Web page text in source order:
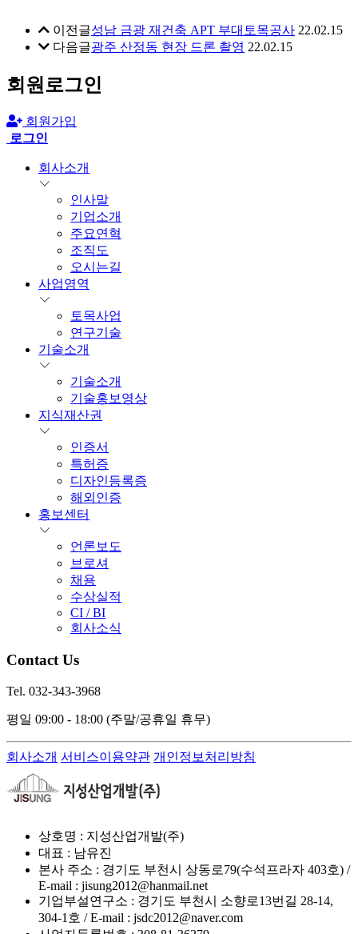
이전글성남 금광 재건축 APT 부대토목공사 22.02.15
다음글광주 산정동 현장 드론 촬영 22.02.15
회원로그인
회원가입
로그인
회사소개
인사말
기업소개
주요연혁
조직도
오시는길
사업영역
토목사업
연구기술
기술소개
기술소개
기술홍보영상
지식재산권
인증서
특허증
디자인등록증
해외인증
홍보센터
언론보도
브로셔
채용
수상실적
CI / BI
회사소식
Contact Us
Tel. 032-343-3968
평일 09:00 - 18:00 (주말/공휴일 휴무)
회사소개 서비스이용약관 개인정보처리방침
상호명 : 지성산업개발(주)
대표 : 남유진
본사 주소 : 경기도 부천시 상동로79(수석프라자 403호) /
E-mail : jisung2012@hanmail.net
기업부설연구소 : 경기도 부천시 소향로13번길 28-14,
304-1호 / E-mail : jsdc2012@naver.com